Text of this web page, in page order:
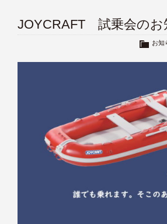
JOYCRAFT 試乗会のお
お知